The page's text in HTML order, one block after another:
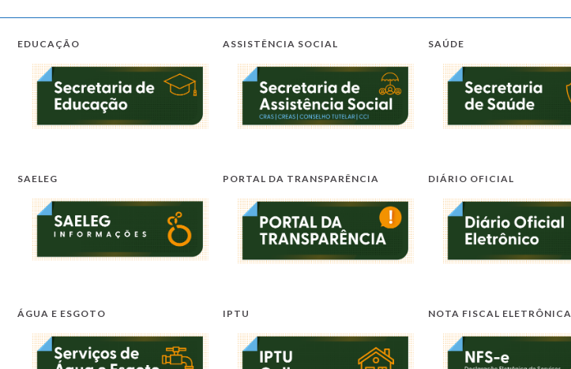
EDUCAÇÃO ASSISTÊNCIA SOCIAL SAÚDE
SAELEG PORTAL DA TRANSPARÊNCIA DIÁRIO OFICIAL
ÁGUA E ESGOTO IPTU NOTA FISCAL ELETRÔNICA